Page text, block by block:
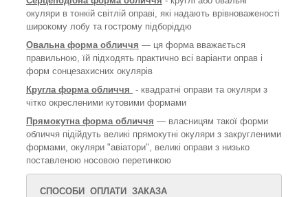
окуляри в тонкій світлій оправі, які надають врівноваженості
широкому лобу та гострому підборіддю
Овальна форма обличчя — ця форма вважається
правильною, їй підходять практично всі варіанти оправ і
форм сонцезахисних окулярів
Кругла форма обличчя - квадратні оправи та окуляри з
чітко окресленими кутовими формами
Прямокутна форма обличчя — власницям такої форми
обличчя підійдуть великі прямокутні окуляри з закругленими
формами, окуляри "авіатори", великі оправи з низько
поставленою носовою перетинкою
СПОСОБИ ОПЛАТИ ЗАКАЗА